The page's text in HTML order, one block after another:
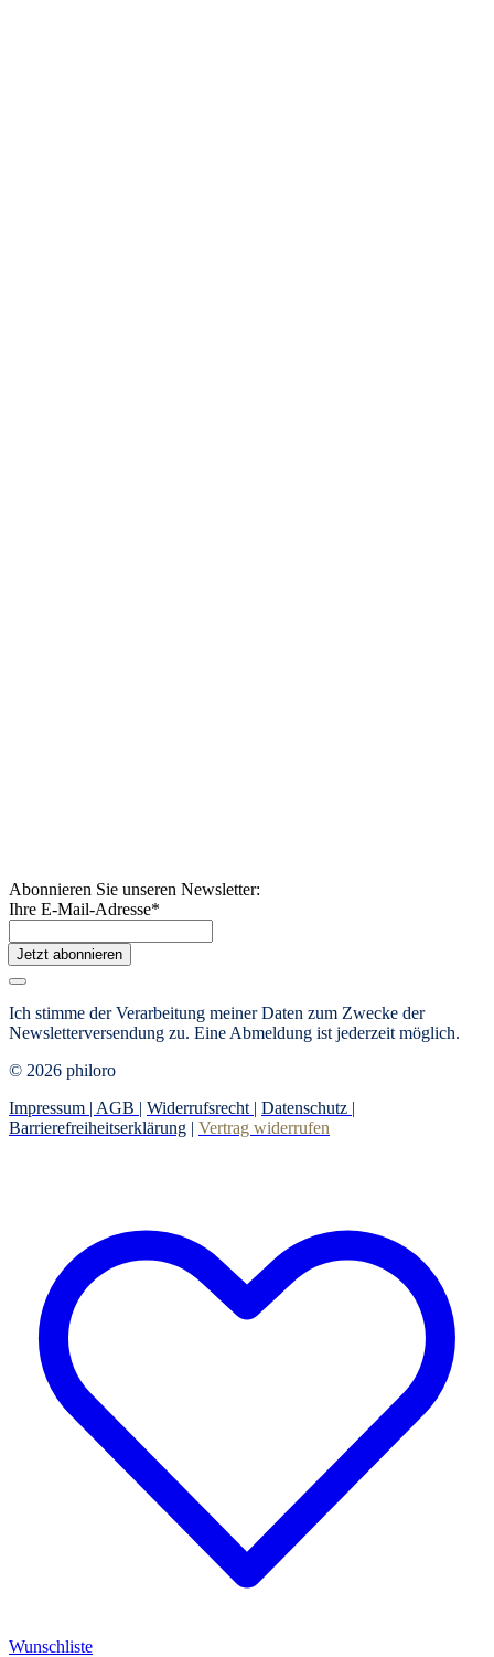
Abonnieren Sie unseren Newsletter:
Ihre E-Mail-Adresse*
Jetzt abonnieren
Ich stimme der Verarbeitung meiner Daten zum Zwecke der
Newsletterversendung zu. Eine Abmeldung ist jederzeit möglich.
© 2026 philoro
Impressum | AGB | Widerrufsrecht | Datenschutz |
Barrierefreiheitserklärung | Vertrag widerrufen
Wunschliste